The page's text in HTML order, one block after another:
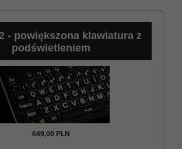
- powiększona klawiatura z
podświetleniem
649,00 PLN